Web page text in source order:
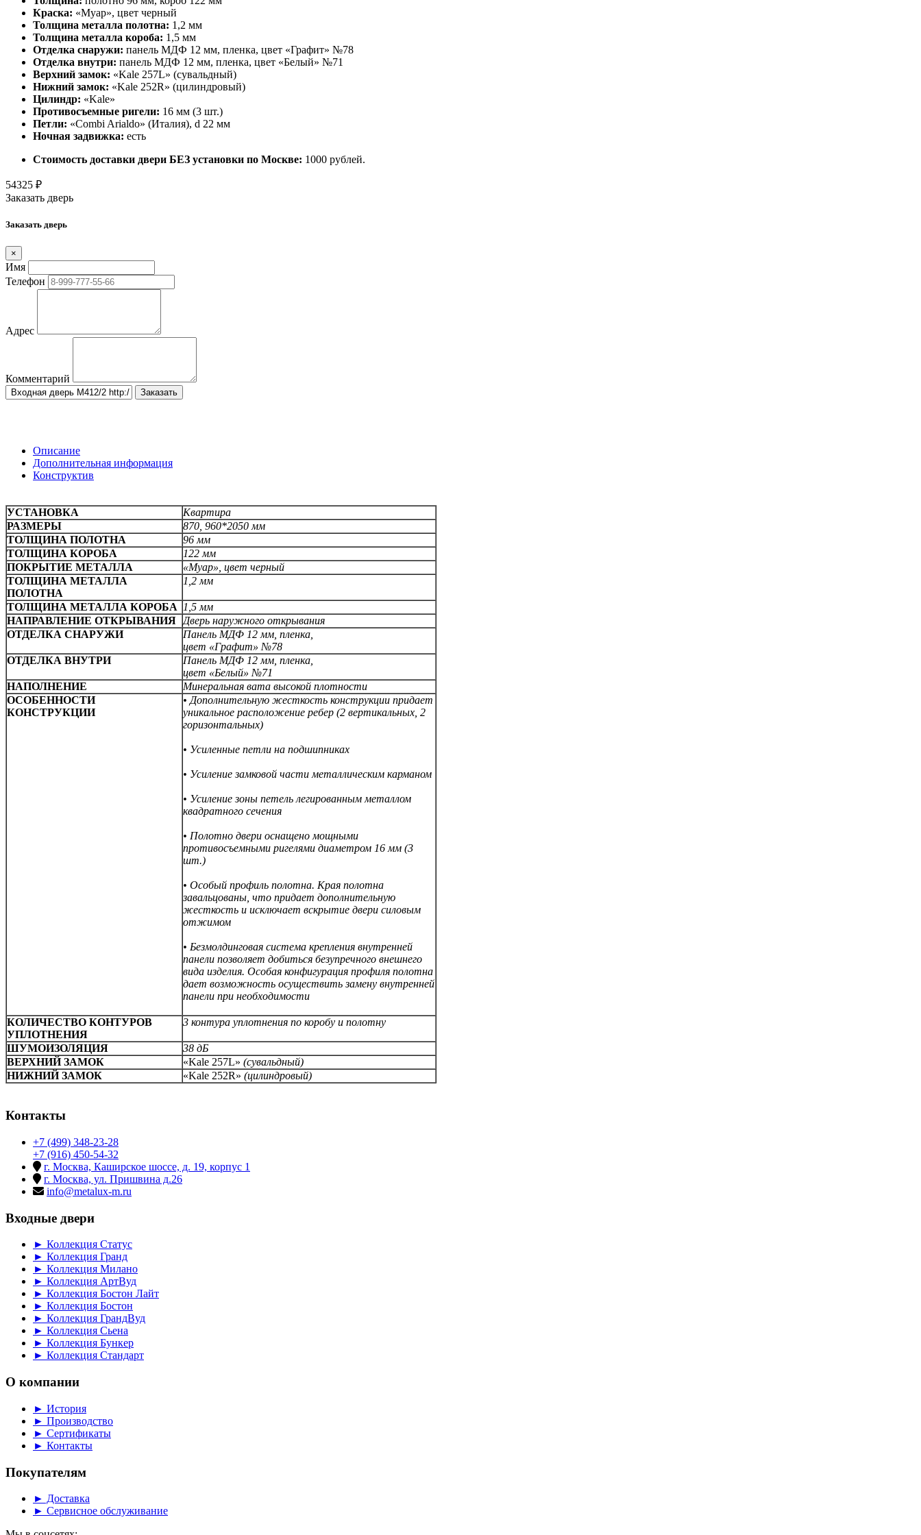
Краска: «Муар», цвет черный
Толщина металла полотна: 1,2 мм
Толщина металла короба: 1,5 мм
Отделка снаружи: панель МДФ 12 мм, пленка, цвет «Графит» №78
Отделка внутри: панель МДФ 12 мм, пленка, цвет «Белый» №71
Верхний замок: «Kale 257L» (сувальдный)
Нижний замок: «Kale 252R» (цилиндровый)
Цилиндр: «Kale»
Противосъемные ригели: 16 мм (3 шт.)
Петли: «Combi Arialdo» (Италия), d 22 мм
Ночная задвижка: есть
Стоимость доставки двери БЕЗ установки по Москве: 1000 рублей.
54325 ₽
Заказать дверь
Заказать дверь
×
Имя
Телефон
Адрес
Комментарий
Заказать
Описание
Дополнительная информация
Конструктив
УСТАНОВКА
Квартира
РАЗМЕРЫ
870, 960*2050 мм
ТОЛЩИНА ПОЛОТНА
96 мм
ТОЛЩИНА КОРОБА
122 мм
ПОКРЫТИЕ МЕТАЛЛА
«Муар», цвет черный
ТОЛЩИНА МЕТАЛЛА
ПОЛОТНА
1,2 мм
ТОЛЩИНА МЕТАЛЛА КОРОБА
1,5 мм
НАПРАВЛЕНИЕ ОТКРЫВАНИЯ
Дверь наружного открывания
ОТДЕЛКА СНАРУЖИ
Панель МДФ 12 мм, пленка,
цвет «Графит» №78
ОТДЕЛКА ВНУТРИ
Панель МДФ 12 мм, пленка,
цвет «Белый» №71
НАПОЛНЕНИЕ
Минеральная вата высокой плотности
ОСОБЕННОСТИ
КОНСТРУКЦИИ
• Дополнительную жесткость конструкции придает
уникальное расположение ребер (2 вертикальных, 2
горизонтальных)
• Усиленные петли на подшипниках
• Усиление замковой части металлическим карманом
• Усиление зоны петель легированным металлом
квадратного сечения
• Полотно двери оснащено мощными
противосъемными ригелями диаметром 16 мм (3
шт.)
• Особый профиль полотна. Края полотна
завальцованы, что придает дополнительную
жесткость и исключает вскрытие двери силовым
отжимом
• Безмолдинговая система крепления внутренней
панели позволяет добиться безупречного внешнего
вида изделия. Особая конфигурация профиля полотна
дает возможность осуществить замену внутренней
панели при необходимости
КОЛИЧЕСТВО КОНТУРОВ
УПЛОТНЕНИЯ
3 контура уплотнения по коробу и полотну
ШУМОИЗОЛЯЦИЯ
38 дБ
ВЕРХНИЙ ЗАМОК
«Kale 257L» (сувальдный)
НИЖНИЙ ЗАМОК
«Kale 252R» (цилиндровый)
Контакты
+7 (499) 348-23-28
+7 (916) 450-54-32
г. Москва, Каширское шоссе, д. 19, корпус 1
г. Москва, ул. Пришвина д.26
info@metalux-m.ru
Входные двери
► Коллекция Статус
► Коллекция Гранд
► Коллекция Милано
► Коллекция АртВуд
► Коллекция Бостон Лайт
► Коллекция Бостон
► Коллекция ГрандВуд
► Коллекция Сьена
► Коллекция Бункер
► Коллекция Стандарт
О компании
► История
► Производство
► Сертификаты
► Контакты
Покупателям
► Доставка
► Сервисное обслуживание